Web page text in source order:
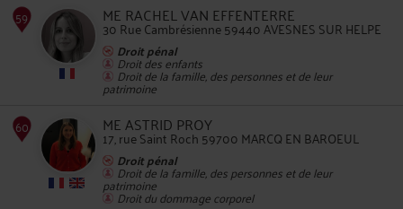
55 ME RACHEL VAN EFFENTERRE
30 Rue Cambrésienne 59440 AVESNES SUR HELPE
Droit pénal
Droit des enfants
Droit de la famille, des personnes et de leur
patrimoine
ME ASTRID PROY
17, rue Saint Roch 59700 MARCQ EN BAROEUL
Droit pénal
Droit de la famille, des personnes et de leur
patrimoine
Droit du dommage corporel